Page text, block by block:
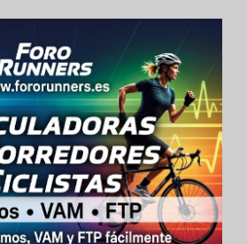
b
e
C
h
a
n
n
el